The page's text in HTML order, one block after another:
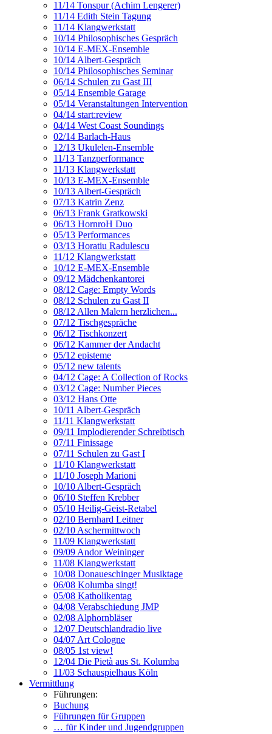
11/14 Tonspur (Achim Lengerer)
11/14 Edith Stein Tagung
11/14 Klangwerkstatt
10/14 Philosophisches Gespräch
10/14 E-MEX-Ensemble
10/14 Albert-Gespräch
10/14 Philosophisches Seminar
06/14 Schulen zu Gast III
05/14 Ensemble Garage
05/14 Veranstaltungen Intervention
04/14 start:review
04/14 West Coast Soundings
02/14 Barlach-Haus
12/13 Ukulelen-Ensemble
11/13 Tanzperformance
11/13 Klangwerkstatt
10/13 E-MEX-Ensemble
10/13 Albert-Gespräch
07/13 Katrin Zenz
06/13 Frank Gratkowski
06/13 HornroH Duo
05/13 Performances
03/13 Horatiu Radulescu
11/12 Klangwerkstatt
10/12 E-MEX-Ensemble
09/12 Mädchenkantorei
08/12 Cage: Empty Words
08/12 Schulen zu Gast II
08/12 Allen Malern herzlichen...
07/12 Tischgespräche
06/12 Tischkonzert
06/12 Kammer der Andacht
05/12 episteme
05/12 new talents
04/12 Cage: A Collection of Rocks
03/12 Cage: Number Pieces
03/12 Hans Otte
10/11 Albert-Gespräch
11/11 Klangwerkstatt
09/11 Implodierender Schreibtisch
07/11 Finissage
07/11 Schulen zu Gast I
11/10 Klangwerkstatt
11/10 Joseph Marioni
10/10 Albert-Gespräch
06/10 Steffen Krebber
05/10 Heilig-Geist-Retabel
02/10 Bernhard Leitner
02/10 Aschermittwoch
11/09 Klangwerkstatt
09/09 Andor Weininger
11/08 Klangwerkstatt
10/08 Donaueschinger Musiktage
06/08 Kolumba singt!
05/08 Katholikentag
04/08 Verabschiedung JMP
02/08 Alphornbläser
12/07 Deutschlandradio live
04/07 Art Cologne
08/05 1st view!
12/04 Die Pietà aus St. Kolumba
11/03 Schauspielhaus Köln
Vermittlung
Führungen:
Buchung
Führungen für Gruppen
… für Kinder und Jugendgruppen